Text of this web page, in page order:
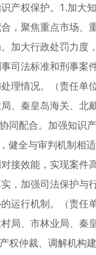
产权保护。1.加大
，聚焦重点市场
加大行政处罚力
司法标准和刑事
理情况。（责任
、秦皇岛海关、
同配合。加强知识
健全与审判机制相
接效能，实现案
，加强司法保护
运行机制。（责
局、市林业局、
权仲裁、调解机构